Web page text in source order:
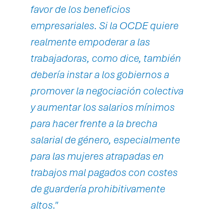
favor de los beneficios
empresariales. Si la OCDE quiere
realmente empoderar a las
trabajadoras, como dice, también
debería instar a los gobiernos a
promover la negociación colectiva
y aumentar los salarios mínimos
para hacer frente a la brecha
salarial de género, especialmente
para las mujeres atrapadas en
trabajos mal pagados con costes
de guardería prohibitivamente
altos."